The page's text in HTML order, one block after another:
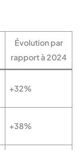
Évolution par
rapport à 2024
+32%
+38%